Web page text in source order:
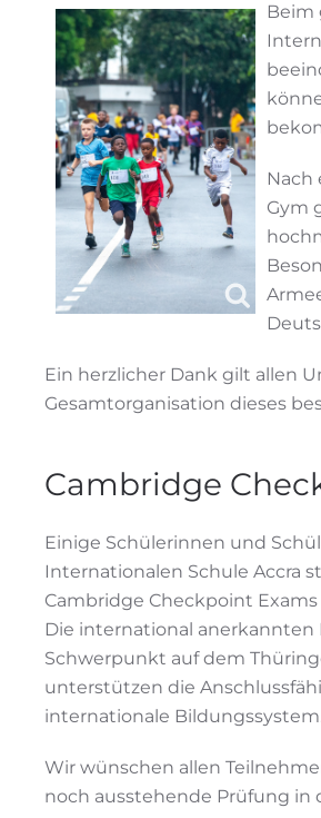
Beim
Nach
Gym
Ein herzlicher Dank gilt allen
Gesamtorganisation dieses
Cambridge
Einige Schülerinnen und
Internationalen Schule Accra
Cambridge Checkpoint
Die international
Schwerpunkt auf dem
unterstützen die
internationale
Wir wünschen allen
noch ausstehende Prüfung in